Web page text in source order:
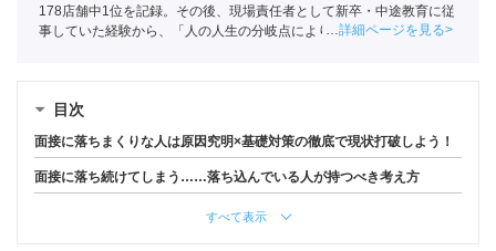
178店舗中1位を記録。その後、現場責任者として新卒・中途教育に従
事していた経験から、「人の人生の分岐点によりかかわりたい」と思
詳細ページを見る
目次
面接に落ちまくりな人は原因究明×基礎対策の徹底で現状打破しよう！
面接に落ち続けてしまう……落ち込んでいる人が持つべき考え方
すべて表示